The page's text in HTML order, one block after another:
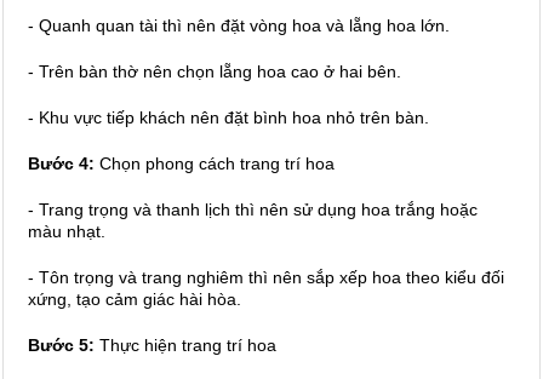
- Quanh quan tài thì nên đặt vòng hoa và lẵng hoa lớn.
- Trên bàn thờ nên chọn lẵng hoa cao ở hai bên.
- Khu vực tiếp khách nên đặt bình hoa nhỏ trên bàn.
Bước 4: Chọn phong cách trang trí hoa
- Trang trọng và thanh lịch thì nên sử dụng hoa trắng hoặc
màu nhạt.
- Tôn trọng và trang nghiêm thì nên sắp xếp hoa theo kiểu đối
xứng, tạo cảm giác hài hòa.
Bước 5: Thực hiện trang trí hoa